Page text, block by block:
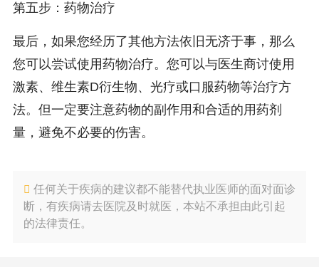
第五步：药物治疗
最后，如果您经历了其他方法依旧无济于事，那么
您可以尝试使用药物治疗。您可以与医生商讨使用
激素、维生素D衍生物、光疗或口服药物等治疗方
法。但一定要注意药物的副作用和合适的用药剂
量，避免不必要的伤害。
任何关于疾病的建议都不能替代执业医师的面对面诊
断，有疾病请去医院及时就医，本站不承担由此引起
的法律责任。